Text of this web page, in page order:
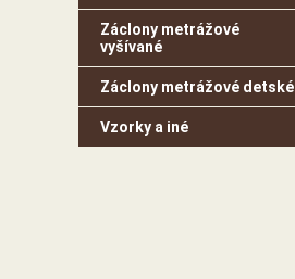
Záclony metrážové
vyšívané
Záclony metrážové detské
Vzorky a iné